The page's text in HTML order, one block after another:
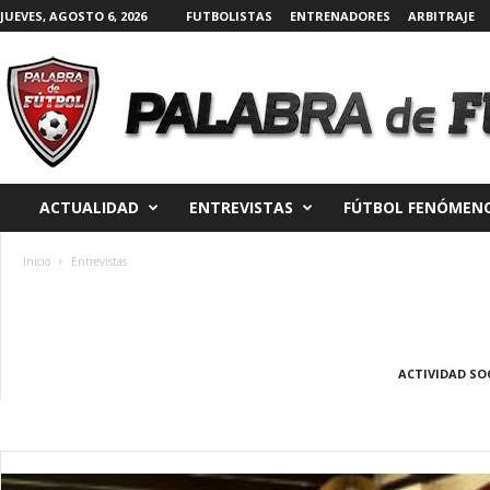
JUEVES, AGOSTO 6, 2026 FUTBOLISTAS ENTRENADORES ARBITRAJE
P
a
a
b
r
D
ACTUALIDAD ENTREVISTAS FÚTBOL
Inicio Entrevistas
ACTIVIDAD